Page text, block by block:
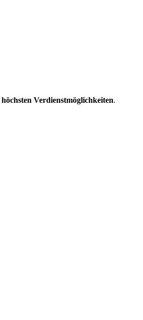
höchsten Verdienstmöglichkeiten.